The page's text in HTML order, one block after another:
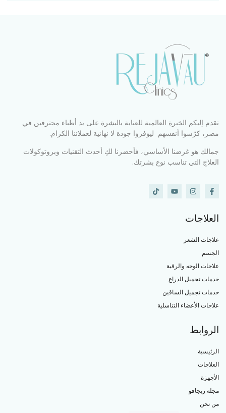
تقدم إليكم الخبرة العالمية للعناية بالبشرة على يد أطباء محترفين في
مصر، كرّسوا أنفسهم ليوفروا جودة لا نهائية لعملائنا الكرام.
جمالك هو غرضنا الأساسي، فأحضرنا لكِ أحدث التقنيات وبروتوكولات
العلاج التي تناسب نوع بشرتك.
العلاجات
علاجات الشعر
الجسم
علاجات الوجه والرقبة
خدمات تجميل الذراع
خدمات تجميل الساقين
علاجات الأعضاء التناسلية
الروابط
الرئيسية
العلاجات
الأجهزة
مجلة ريجافو
من نحن